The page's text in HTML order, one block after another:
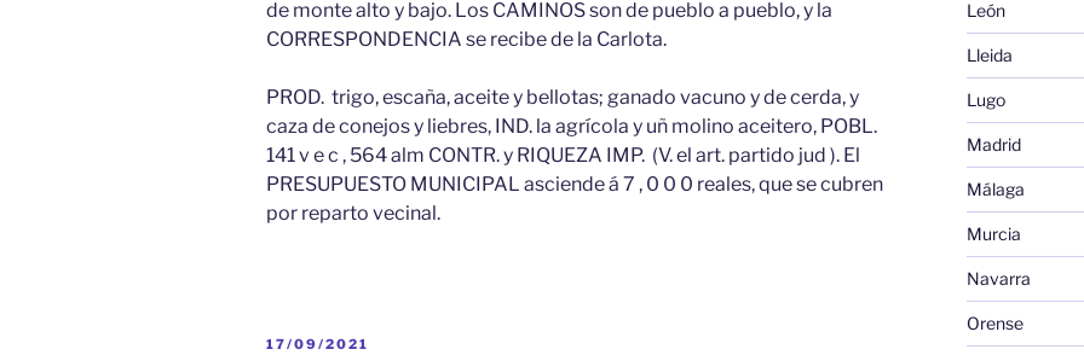
de monte alto y bajo. Los CAMINOS son de pueblo a pueblo, y la
CORRESPONDENCIA se recibe de la Carlota.
PROD. trigo, escaña, aceite y bellotas; ganado vacuno y de cerda, y
caza de conejos y liebres, IND. la agrícola y uñ molino aceitero, POBL.
141 v e c , 564 alm CONTR. y RIQUEZA IMP. (V. el art. partido jud ). El
PRESUPUESTO MUNICIPAL asciende á 7 , 0 0 0 reales, que se cubren
por reparto vecinal.
PUBLICADO
17/09/2021
León
Lleida
Lugo
Madrid
Málaga
Murcia
Navarra
Orense